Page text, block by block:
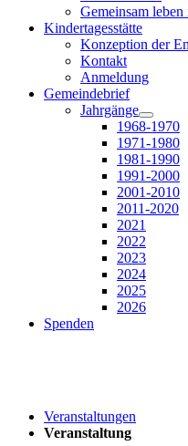
Gemeinsam
Kindertagesstätte
Konzeption der
Kontakt
Anmeldung
Gemeindebrief
Jahrgänge
1968-1970
1971-1980
1981-1990
1991-2000
2001-2010
2011-2020
2021
2022
2023
2024
2025
2026
Spenden
Veranstaltungen
Veranstaltung